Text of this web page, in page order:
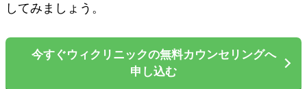
してみましょう。
今すぐウィクリニックの無料カウンセリングへ
申し込む